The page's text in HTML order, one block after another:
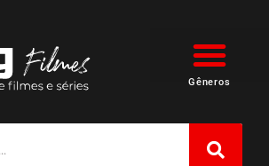
Gêneros